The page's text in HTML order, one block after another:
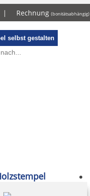
| Rechnung (bonitätsabhängig)
selbst gestalten